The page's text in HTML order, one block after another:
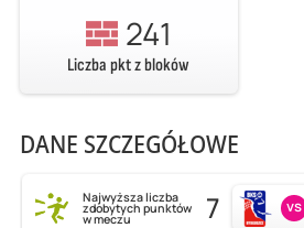
241
Liczba pkt z bloków
DANE SZCZEGÓŁOWE
Najwyższa liczba
zdobytych punktów
w meczu 7 vs